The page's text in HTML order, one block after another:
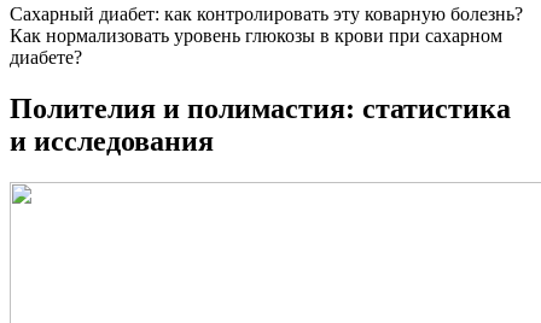
Сахарный диабет: как контролировать эту коварную болезнь?
Как нормализовать уровень глюкозы в крови при сахарном
диабете?
Полителия и полимастия: статистика
и исследования